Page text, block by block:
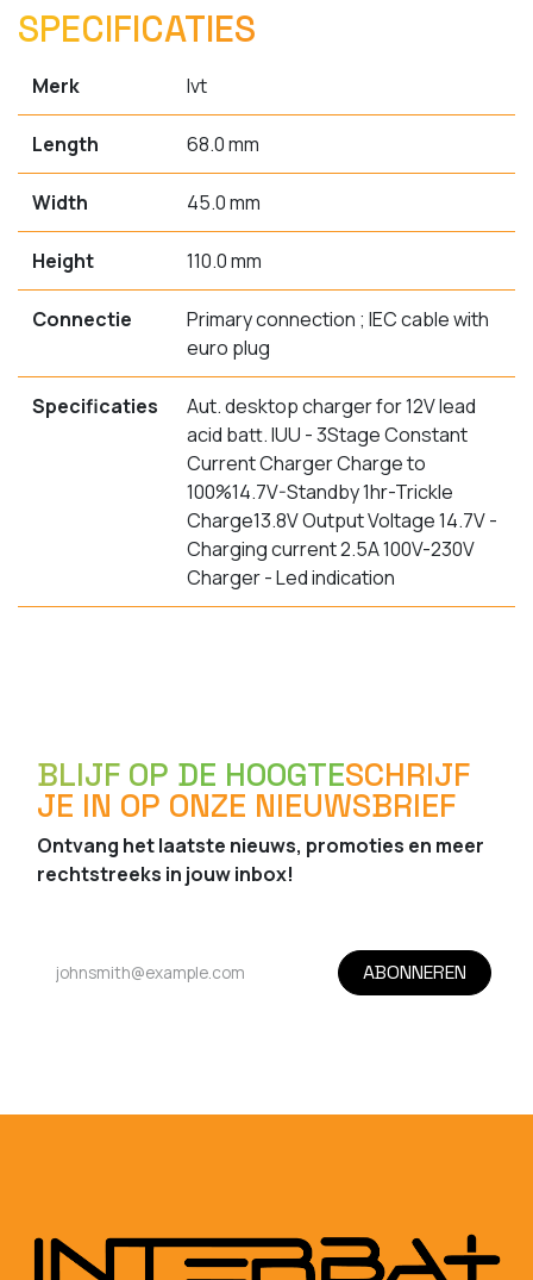
SPECIFICATIES
Merk Ivt
Length 68.0 mm
Width 45.0 mm
Height 110.0 mm
Connectie
Primary connection ; IEC cable with
euro plug
Specificaties
Aut. desktop charger for 12V lead
acid batt. IUU - 3Stage Constant
Current Charger Charge to
100%14.7V-Standby 1hr-Trickle
Charge13.8V Output Voltage 14.7V -
Charging current 2.5A 100V-230V
Charger - Led indication
BLIJF OP DE HOOGTESCHRIJF
JE IN OP ONZE NIEUWSBRIEF
Ontvang het laatste nieuws, promoties en meer
rechtstreeks in jouw inbox!
ABONNEREN